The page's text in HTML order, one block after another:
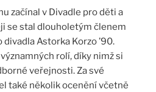
začínal v Divadle pro děti a
se stal dlouholetým členem
Astorka Korzo ’90.
rolí, díky nimž si
veřejnosti. Za své
také několik ocenění včetně